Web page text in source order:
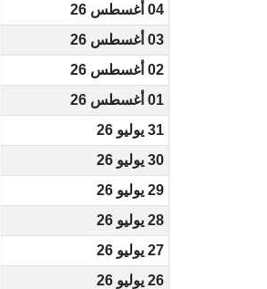
04 أغسطس 26
03 أغسطس 26
02 أغسطس 26
01 أغسطس 26
31 يوليو 26
30 يوليو 26
29 يوليو 26
28 يوليو 26
27 يوليو 26
26 يوليو 26